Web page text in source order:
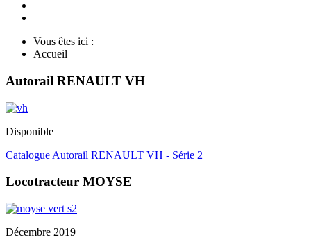
Vous êtes ici :
Accueil
Autorail RENAULT VH
Disponible
Catalogue Autorail RENAULT VH - Série 2
Locotracteur MOYSE
Décembre 2019